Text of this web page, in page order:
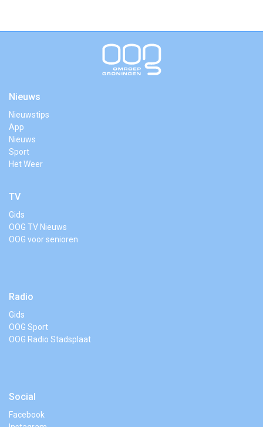
Nieuws
Nieuwstips
App
Nieuws
Sport
Het Weer
TV
Gids
OOG TV Nieuws
OOG voor senioren
Radio
Gids
OOG Sport
OOG Radio Stadsplaat
Social
Facebook